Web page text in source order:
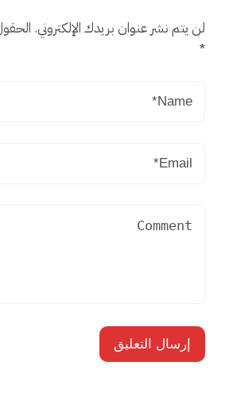
لن يتم نشر عنوان بريدك الإلكتروني.
*